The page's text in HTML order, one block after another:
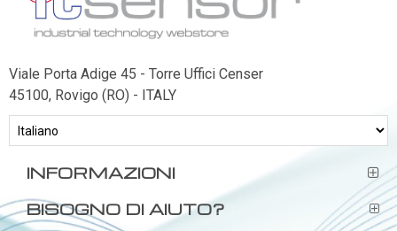
Viale Porta Adige 45 - Torre Uffici Censer
45100, Rovigo (RO) - ITALY
INFORMAZIONI
BISOGNO DI AIUTO?